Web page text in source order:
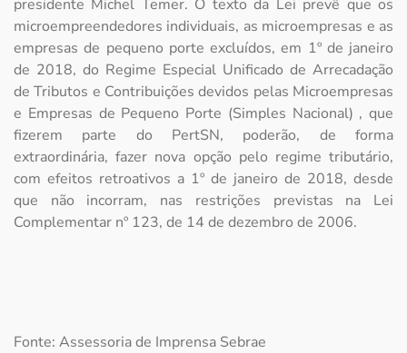
presidente Michel Temer. O texto da Lei prevê que os
microempreendedores individuais, as microempresas e as
empresas de pequeno porte excluídos, em 1º de janeiro
de 2018, do Regime Especial Unificado de Arrecadação
de Tributos e Contribuições devidos pelas Microempresas
e Empresas de Pequeno Porte (Simples Nacional) , que
fizerem parte do PertSN, poderão, de forma
extraordinária, fazer nova opção pelo regime tributário,
com efeitos retroativos a 1º de janeiro de 2018, desde
que não incorram, nas restrições previstas na Lei
Complementar nº 123, de 14 de dezembro de 2006.
Fonte: Assessoria de Imprensa Sebrae